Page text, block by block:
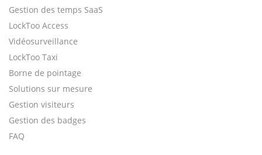
Gestion des temps SaaS
LockToo Access
Vidéosurveillance
LockToo Taxi
Borne de pointage
Solutions sur mesure
Gestion visiteurs
Gestion des badges
FAQ